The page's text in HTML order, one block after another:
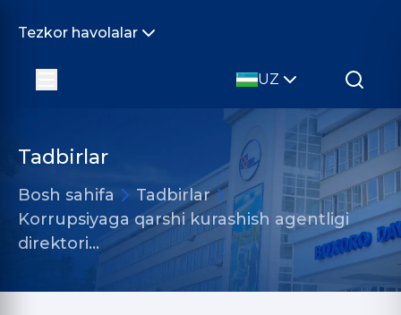
Tezkor havolalar
UZ
Tadbirlar
Bosh sahifa
Tadbirlar
Korrupsiyaga qarshi kurashish agentligi
direktori…